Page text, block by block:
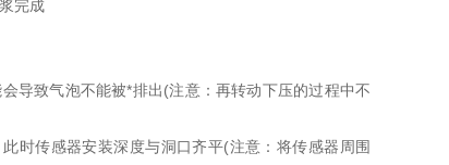
完成
致气泡不能被*排出(注意：再转动下压的过程中不
传感器安装深度与洞口齐平(注意：将传感器周围